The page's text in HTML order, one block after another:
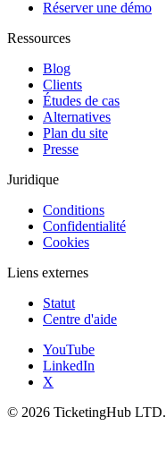
Réserver une démo
Ressources
Blog
Clients
Études de cas
Alternatives
Plan du site
Presse
Juridique
Conditions
Confidentialité
Cookies
Liens externes
Statut
Centre d'aide
YouTube
LinkedIn
X
© 2026 TicketingHub LTD.